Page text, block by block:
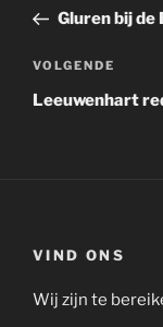
bericht
Gluren bij de
Volgend
bericht
VOLGENDE
Leeuwenhart
VIND ONS
Wij zijn te